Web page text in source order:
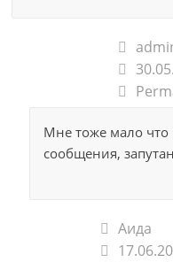
Мне тоже мало что
сообщения,
Аида